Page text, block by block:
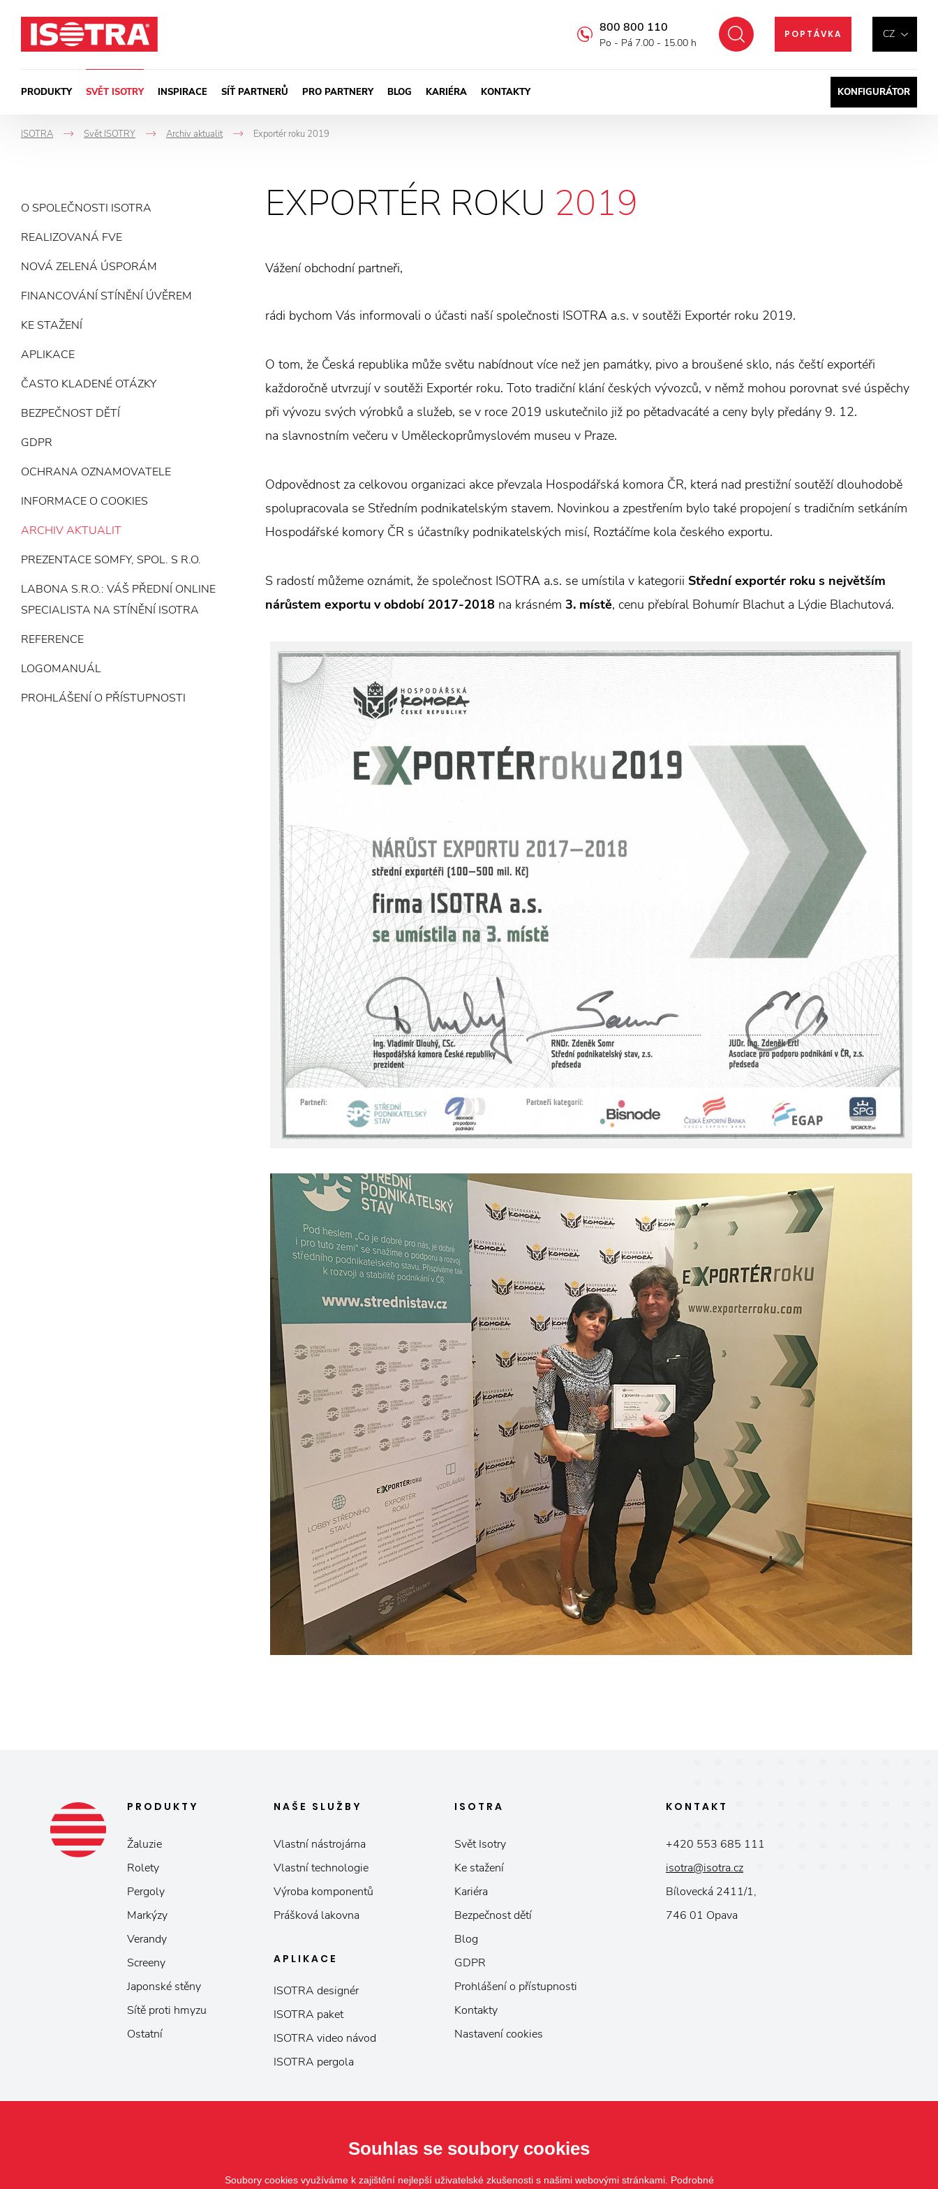
CZ
POPTÁVKA
Hledat
800 800 110
Po - Pá 7.00 - 15.00 h
PRODUKTY SVĚT ISOTRY INSPIRACE SÍŤ PARTNERŮ PRO PARTNERY BLOG KARIÉRA KONTAKTY KONFIGURÁTOR
ISOTRA
->
Svět ISOTRY
->
Archiv aktualit
->
Exportér roku 2019
O SPOLEČNOSTI ISOTRA
REALIZOVANÁ FVE
NOVÁ ZELENÁ ÚSPORÁM
FINANCOVÁNÍ STÍNĚNÍ ÚVĚREM
KE STAŽENÍ
APLIKACE
ČASTO KLADENÉ OTÁZKY
BEZPEČNOST DĚTÍ
GDPR
OCHRANA OZNAMOVATELE
INFORMACE O COOKIES
ARCHIV AKTUALIT
PREZENTACE SOMFY, SPOL. S R.O.
LABONA S.R.O.: VÁŠ PŘEDNÍ ONLINE
SPECIALISTA NA STÍNĚNÍ ISOTRA
REFERENCE
LOGOMANUÁL
PROHLÁŠENÍ O PŘÍSTUPNOSTI
EXPORTÉR ROKU 2019
Vážení obchodní partneři,
rádi bychom Vás informovali o účasti naší společnosti ISOTRA a.s. v soutěži Exportér roku 2019.
O tom, že Česká republika může světu nabídnout více než jen památky, pivo a broušené sklo, nás čeští exportéři
každoročně utvrzují v soutěži Exportér roku. Toto tradiční klání českých vývozců, v němž mohou porovnat své úspěchy
při vývozu svých výrobků a služeb, se v roce 2019 uskutečnilo již po pětadvacáté a ceny byly předány 9. 12.
na slavnostním večeru v Uměleckoprůmyslovém museu v Praze.
Odpovědnost za celkovou organizaci akce převzala Hospodářská komora ČR, která nad prestižní soutěží dlouhodobě
spolupracovala se Středním podnikatelským stavem. Novinkou a zpestřením bylo také propojení s tradičním setkáním
Hospodářské komory ČR s účastníky podnikatelských misí, Roztáčíme kola českého exportu.
S radostí můžeme oznámit, že společnost ISOTRA a.s. se umístila v kategorii Střední exportér roku s největším
nárůstem exportu v období 2017-2018 na krásném 3. místě, cenu přebíral Bohumír Blachut a Lýdie Blachutová.
PRODUKTY
Žaluzie
Rolety
Pergoly
Markýzy
Verandy
Screeny
Japonské stěny
Sítě proti hmyzu
Ostatní
NAŠE SLUŽBY
Vlastní nástrojárna
Vlastní technologie
Výroba komponentů
Prášková lakovna
APLIKACE
ISOTRA designér
ISOTRA paket
ISOTRA video návod
ISOTRA pergola
ISOTRA
Svět Isotry
Ke stažení
Kariéra
Bezpečnost dětí
Blog
GDPR
Prohlášení o přístupnosti
Kontakty
Nastavení cookies
KONTAKT
+420 553 685 111
isotra@isotra.cz
Bílovecká 2411/1,
746 01 Opava
Souhlas se soubory cookies
Soubory cookies využíváme k zajištění nejlepší uživatelské zkušenosti s našimi webovými stránkami. Podrobné